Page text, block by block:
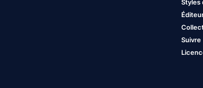
Styles
Suivre